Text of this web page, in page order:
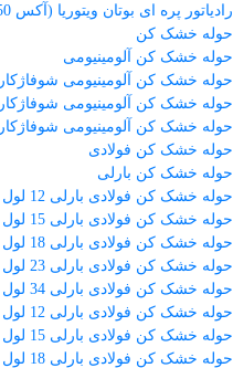
رادیاتور پره ای بوتان ویتوریا (آکس 50)
حوله خشک کن
حوله خشک کن آلومینیومی
حوله خشک کن آلومینیومی شوفاژکار
حوله خشک کن آلومینیومی شوفاژکار 10 لول (50×60) سفید
حوله خشک کن آلومینیومی شوفاژکار 14 لول (50×80) سفید
حوله خشک کن فولادی
حوله خشک کن بارلی
حوله خشک کن فولادی بارلی 12 لول (50×60) سفید
حوله خشک کن فولادی بارلی 15 لول (50×80) سفید
حوله خشک کن فولادی بارلی 18 لول (50×100) سفید
حوله خشک کن فولادی بارلی 23 لول (50×120) سفید
حوله خشک کن فولادی بارلی 34 لول (50×180) سفید
حوله خشک کن فولادی بارلی 12 لول (50×60) مشکی
حوله خشک کن فولادی بارلی 15 لول (50×80) مشکی
حوله خشک کن فولادی بارلی 18 لول (50×100) مشکی